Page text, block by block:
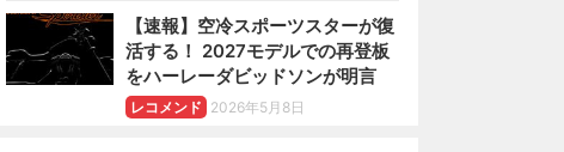
【速報】空冷スポーツスターが復
活する！ 2027モデルでの再登板
をハーレーダビッドソンが明言
レコメンド 2026年5月8日